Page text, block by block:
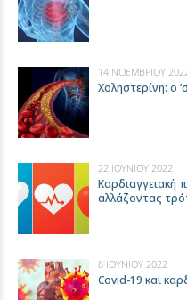
14 ΝΟΕΜΒΡΊΟΥ
Xοληστερίνη: ο
22 ΙΟΥΝΊΟΥ 2022
Καρδιαγγειακή
αλλάζοντας
8 ΙΟΥΝΊΟΥ 2022
Covid-19 και